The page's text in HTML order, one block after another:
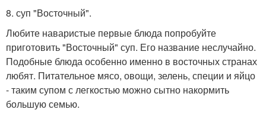
8. суп "Восточный".
Любите наваристые первые блюда попробуйте
приготовить "Восточный" суп. Его название неслучайно.
Подобные блюда особенно именно в восточных странах
любят. Питательное мясо, овощи, зелень, специи и яйцо
- таким супом с легкостью можно сытно накормить
большую семью.